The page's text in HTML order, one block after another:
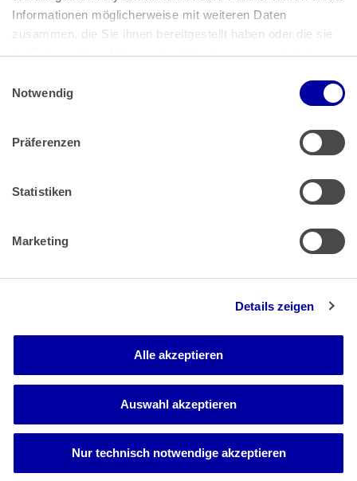
Informationen möglicherweise mit weiteren Daten
zusammen, die Sie ihnen bereitgestellt haben oder die sie
im Rahmen Ihrer Nutzung der Dienste gesammelt haben.
Impressum
Notwendig
Präferenzen
Statistiken
Marketing
Details zeigen
Alle akzeptieren
Auswahl akzeptieren
Nur technisch notwendige akzeptieren
53113 Bonn
Pressemitteilungen|AGB
Impressum|Datenschutz
Muster Widerrufsformular (PDF)
Barrierefreiheit